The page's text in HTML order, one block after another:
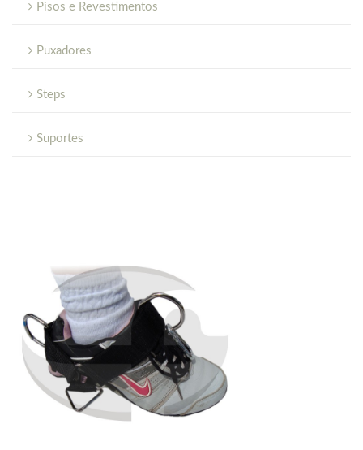
Pisos e Revestimentos
Puxadores
Steps
Suportes